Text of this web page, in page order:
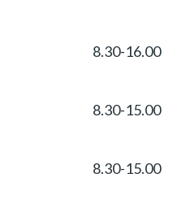
8.30-16.00
8.30-15.00
8.30-15.00